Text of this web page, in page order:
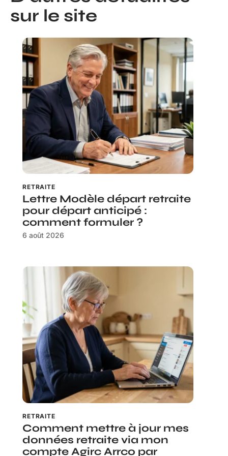
sur le site
RETRAITE
Lettre Modèle départ retraite
pour départ anticipé :
comment formuler ?
6 août 2026
RETRAITE
Comment mettre à jour mes
données retraite via mon
compte Agirc Arrco par